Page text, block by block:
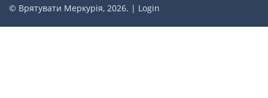
© Врятувати Меркурія, 2026. | Login